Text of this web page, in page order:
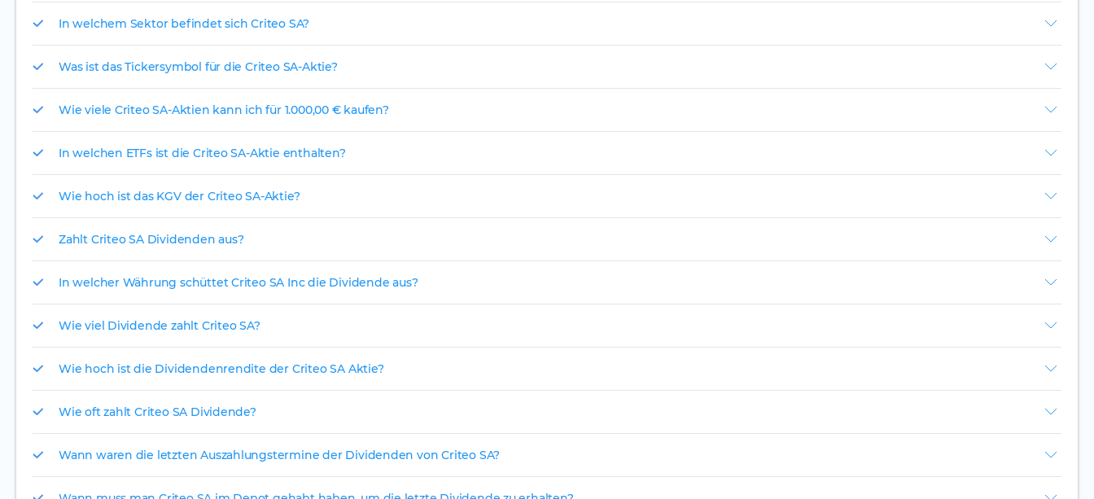
In welchem Sektor befindet sich Criteo SA?
Was ist das Tickersymbol für die Criteo SA-Aktie?
Wie viele Criteo SA-Aktien kann ich für 1.000,00 € kaufen?
In welchen ETFs ist die Criteo SA-Aktie enthalten?
Wie hoch ist das KGV der Criteo SA-Aktie?
Zahlt Criteo SA Dividenden aus?
In welcher Währung schüttet Criteo SA Inc die Dividende aus?
Wie viel Dividende zahlt Criteo SA?
Wie hoch ist die Dividendenrendite der Criteo SA Aktie?
Wie oft zahlt Criteo SA Dividende?
Wann waren die letzten Auszahlungstermine der Dividenden von Criteo SA?